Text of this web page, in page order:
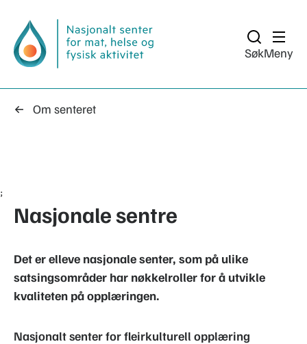
SøkMeny
Om senteret
;
Nasjonale sentre
Det er elleve nasjonale senter, som på ulike
satsingsområder har nøkkelroller for å utvikle
kvaliteten på opplæringen.
Nasjonalt senter for fleirkulturell opplæring